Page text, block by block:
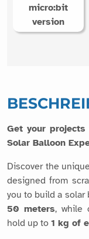
micro:bit
version
Get your
Solar Balloon
Discover the
designed from
you to build a
50 meters, while
hold up to 1 kg of